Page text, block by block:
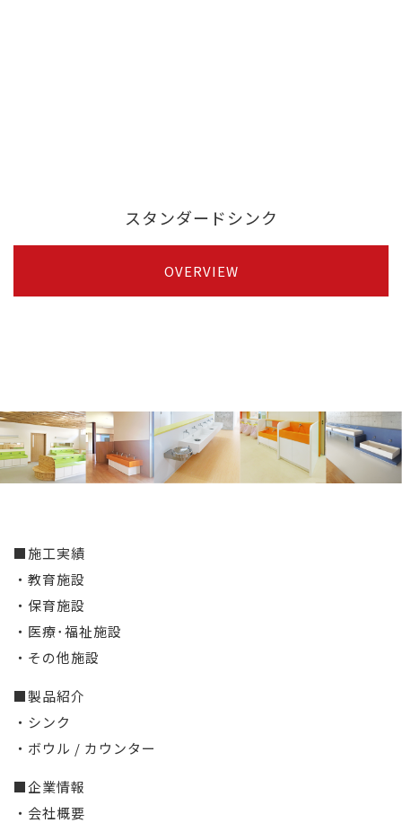
スタンダードシンク
OVERVIEW
■施工実績
・教育施設
・保育施設
・医療･福祉施設
・その他施設
■製品紹介
・シンク
・ボウル / カウンター
■企業情報
・会社概要